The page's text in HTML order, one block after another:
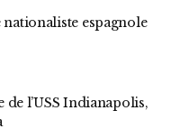
espagnole
de l’USS Indianapolis,